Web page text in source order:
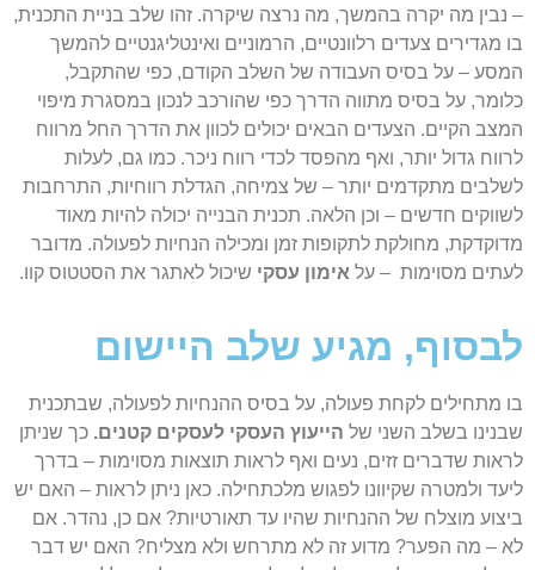
– נבין מה יקרה בהמשך, מה נרצה שיקרה. זהו שלב בניית התכנית,
בו מגדירים צעדים רלוונטיים, הרמוניים ואינטליגנטיים להמשך
המסע – על בסיס העבודה של השלב הקודם, כפי שהתקבל,
כלומר, על בסיס מתווה הדרך כפי שהורכב לנכון במסגרת מיפוי
המצב הקיים. הצעדים הבאים יכולים לכוון את הדרך החל מרווח
לרווח גדול יותר, ואף מהפסד לכדי רווח ניכר. כמו גם, לעלות
לשלבים מתקדמים יותר – של צמיחה, הגדלת רווחיות, התרחבות
לשווקים חדשים – וכן הלאה. תכנית הבנייה יכולה להיות מאוד
מדוקדקת, מחולקת לתקופות זמן ומכילה הנחיות לפעולה. מדובר
לעתים מסוימות – על אימון עסקי שיכול לאתגר את הסטטוס קוו.
לבסוף, מגיע שלב היישום
בו מתחילים לקחת פעולה, על בסיס ההנחיות לפעולה, שבתכנית
שבנינו בשלב השני של הייעוץ העסקי לעסקים קטנים. כך שניתן
לראות שדברים זזים, נעים ואף לראות תוצאות מסוימות – בדרך
ליעד ולמטרה שקיוונו לפגוש מלכתחילה. כאן ניתן לראות – האם יש
ביצוע מוצלח של ההנחיות שהיו עד תאורטיות? אם כן, נהדר. אם
לא – מה הפער? מדוע זה לא מתרחש ולא מצליח? האם יש דבר